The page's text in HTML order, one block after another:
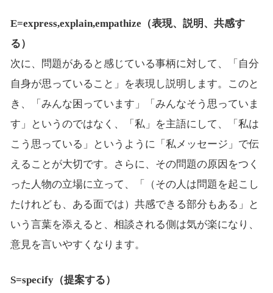
E=express,explain,empathize（表現、説明、共感す
る）
次に、問題があると感じている事柄に対して、「自分
自身が思っていること」を表現し説明します。このと
き、「みんな困っています」「みんなそう思っていま
す」というのではなく、「私」を主語にして、「私は
こう思っている」というように「私メッセージ」で伝
えることが大切です。さらに、その問題の原因をつく
った人物の立場に立って、「（その人は問題を起こし
たけれども、ある面では）共感できる部分もある」と
いう言葉を添えると、相談される側は気が楽になり、
意見を言いやすくなります。
S=specify（提案する）